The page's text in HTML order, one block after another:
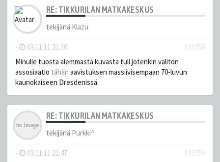
RE: TIKKURILAN MATKAKESKUS
tekijänä Klazu
- 03.11.11 21:36
#41558
Minulle tuosta alemmasta kuvasta tuli jotenkin välitön
assosiaatio tähän aavistuksen massiivisempaan 70-luvun
kaunokaiseen Dresdenissä.
RE: TIKKURILAN MATKAKESKUS
tekijänä Purkki^
- 03.11.11 21:47
#41559